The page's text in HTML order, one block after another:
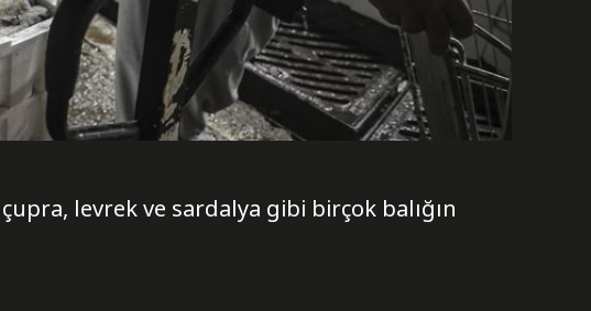
levrek ve sardalya gibi birçok balığın